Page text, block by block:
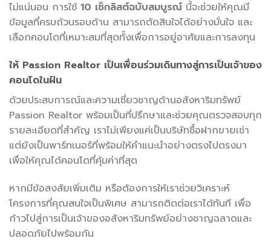
ไม่แน่นอน การใช้ 10 เช็กลิสต์ฉบับสมบูรณ์ นี้จะช่วยให้คุณมี
ข้อมูลที่ครบถ้วนรอบด้าน สามารถตัดสินใจได้อย่างมั่นใจ และ
เลือกคอนโดที่เหมาะสมที่สุดทั้งเพื่อการอยู่อาศัยและการลงทุน
ให้ Passion Realtor เป็นเพื่อนร่วมเดินทางสู่การเป็นเจ้าของ
คอนโดในฝัน
ด้วยประสบการณ์และความเชี่ยวชาญด้านอสังหาริมทรัพย์
Passion Realtor พร้อมเป็นที่ปรึกษาและช่วยคุณตรวจสอบทุก
รายละเอียดที่สำคัญ เราไม่เพียงแค่เป็นบริษัทซื้อฝากขายเช่า
แต่ยังเป็นพาร์ทเนอร์ที่พร้อมให้คำแนะนำอย่างตรงไปตรงมา
เพื่อให้คุณได้คอนโดที่คุ้มค่าที่สุด
หากมีข้อสงสัยเพิ่มเติม หรือต้องการให้เราช่วยวิเคราะห์
โครงการที่คุณสนใจเป็นพิเศษ สามารถติดต่อเราได้ทันที เพื่อ
ก้าวไปสู่การเป็นเจ้าของอสังหาริมทรัพย์อย่างชาญฉลาดและ
ปลอดภัยไปพร้อมกัน